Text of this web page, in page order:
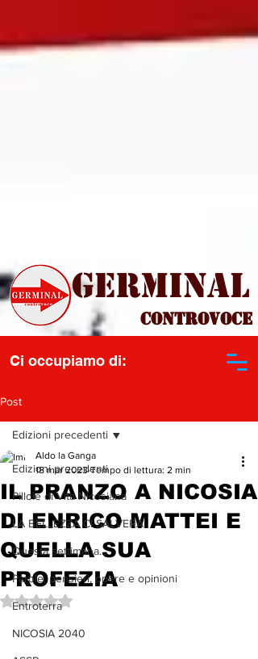
Controvoce
Ci occupiamo di:
Germinal
Post
Edizioni precedenti
Pillole di Vita Nicosiana
LA BELLEZZA CI SALVERA'
Questa settimana...
Parole, pensieri, opere e opinioni
Entroterra
NICOSIA 2040
Edizioni precedenti
IL PRANZO A NICOSIA
DI ENRICO MATTEI E
QUELLA SUA
PROFEZIA
Aldo la Ganga
18 mar 2023 Tempo di lettura: 2 min
Valutazione NaN stelle su 5.